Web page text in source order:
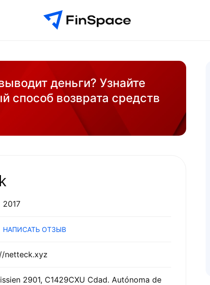
деньги? Узнайте
способ возврата средств
2017
НАПИСАТЬ ОТЗЫВ
netteck.xyz
2901, C1429CXU Cdad. Autónoma de